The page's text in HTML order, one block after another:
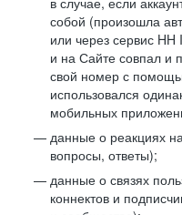
собой (произошла
или через сервис
и на Сайте совпал и
свой номер с
использовался
мобильных
данные о реакциях
вопросы, ответы);
данные о связях
коннектов и